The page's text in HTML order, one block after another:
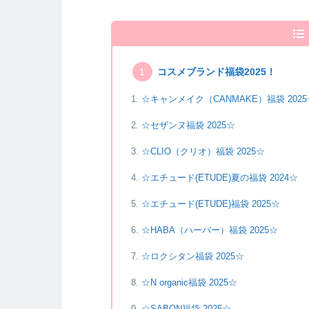
コスメブランド福袋2025！
☆キャンメイク（CANMAKE）福袋
☆セザンヌ福袋 2025☆
☆CLIO（クリオ）福袋 2025☆
☆エチュード(ETUDE)夏の福袋 2024☆
☆エチュード(ETUDE)福袋 2025☆
☆HABA（ハーバー）福袋 2025☆
☆ロクシタン福袋 2025☆
☆N organic福袋 2025☆